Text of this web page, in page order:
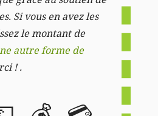
Si vous en avez les
le montant de
autre forme de
! .